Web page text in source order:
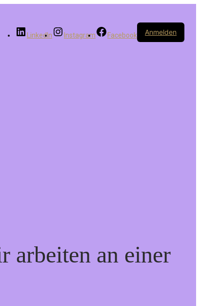
LinkedIn Instagram Facebook Anmelden
arbeiten an einer